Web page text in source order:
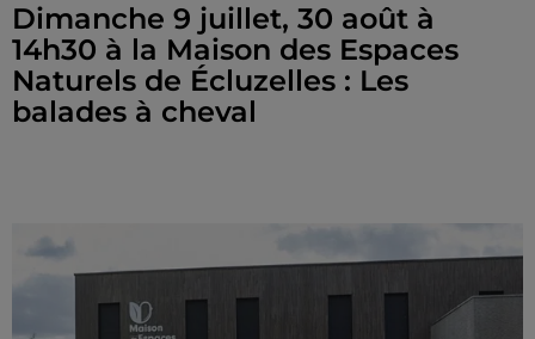
Dimanche 9 juillet, 30 août à
14h30 à la Maison des Espaces
Naturels de Écluzelles : Les
balades à cheval